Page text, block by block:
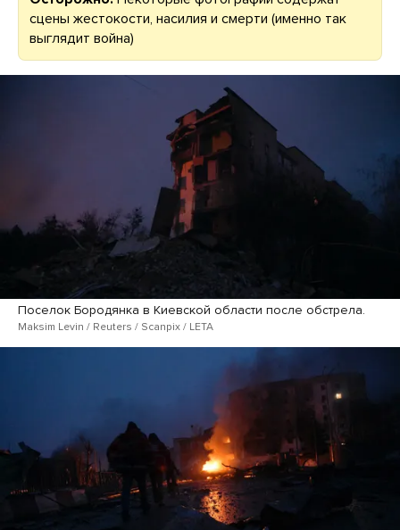
сцены жестокости, насилия и смерти (именно так
выглядит война)
Поселок Бородянка в Киевской области после обстрела.
Maksim Levin / Reuters / Scanpix / LETA